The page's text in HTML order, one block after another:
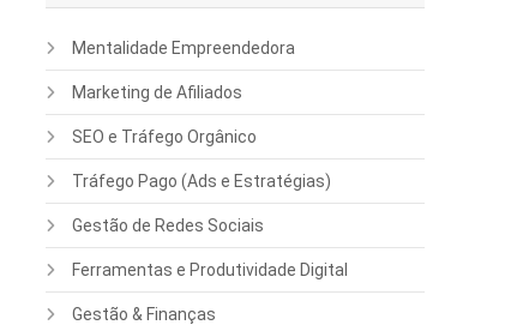
Mentalidade Empreendedora
Marketing de Afiliados
SEO e Tráfego Orgânico
Tráfego Pago (Ads e Estratégias)
Gestão de Redes Sociais
Ferramentas e Produtividade Digital
Gestão & Finanças